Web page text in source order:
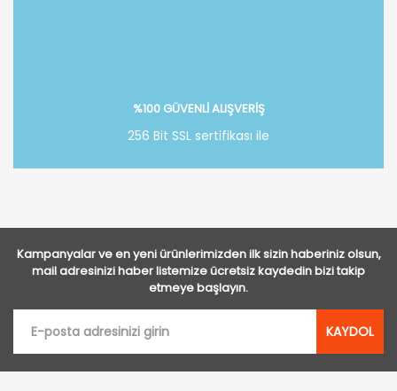
%100 GÜVENLİ ALIŞVERİŞ
256 Bit SSL sertifikası ile
Kampanyalar ve en yeni ürünlerimizden ilk sizin haberiniz olsun,
mail adresinizi haber listemize ücretsiz kaydedin bizi takip
etmeye başlayın.
KAYDOL